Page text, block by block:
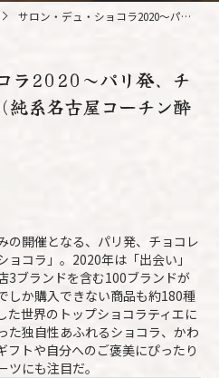
サロン・デュ・ショコラ2020～パリ発、チョコレートの祭典～ (純系名古屋コーチン酔人イベント情報)
ラ2020～パリ発、チ
純系名古屋コーチン酔
の開催となる、パリ発、チョコレ
コラ」。2020年は「出会い」
3ブランドを含む100ブランドが
しか購入できない商品も約180種
た世界のトップショコラティエに
た独自性あふれるショコラ、かわ
フトや自分へのご褒美にぴったり
にも注目だ。